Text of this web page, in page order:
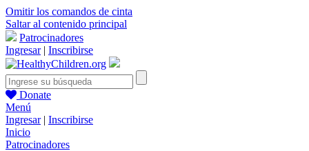
Omitir los comandos de cinta
Saltar al contenido principal
Patrocinadores
Ingresar| Inscribirse
Donate
Menú
Ingresar| Inscribirse
Inicio
Patrocinadores